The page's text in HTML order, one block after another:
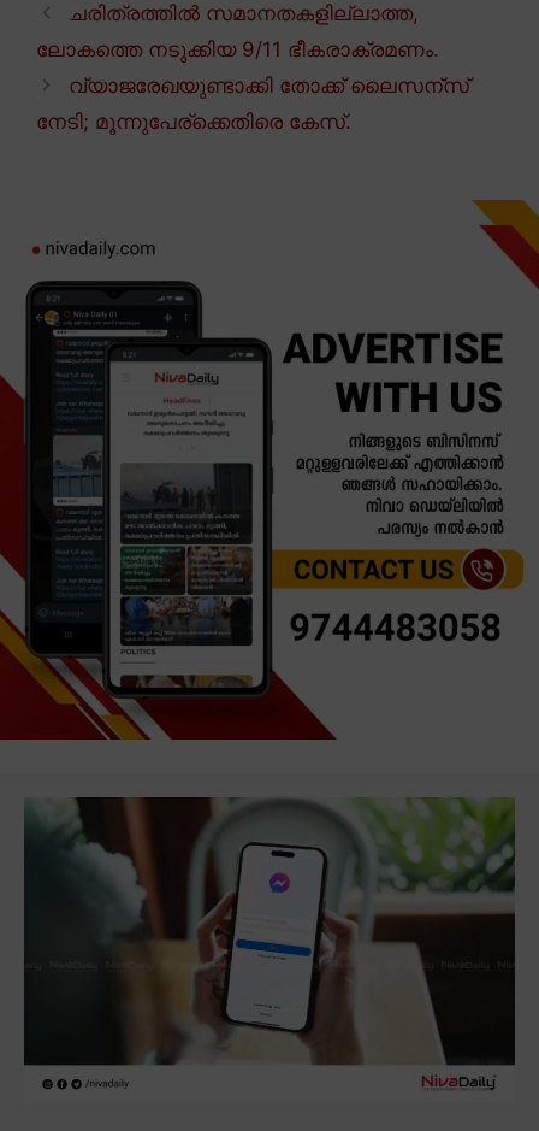
ചരിത്രത്തിൽ സമാനതകളില്ലാത്ത,
ലോകത്തെ നടുക്കിയ 9/11 ഭീകരാക്രമണം.
വ്യാജരേഖയുണ്ടാക്കി തോക്ക് ലൈസന്സ്
നേടി; മൂന്നുപേര്ക്കെതിരെ കേസ്.